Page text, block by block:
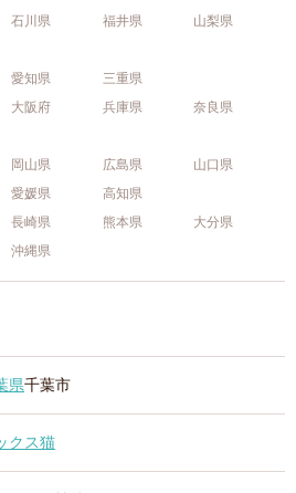
石川県 福井県
山梨県
愛知県
三重県
大阪府 兵庫県
奈良県
岡山県 広島県
山口県
愛媛県
高知県
長崎県 熊本県
大分県
沖縄県
県千葉市
クス猫